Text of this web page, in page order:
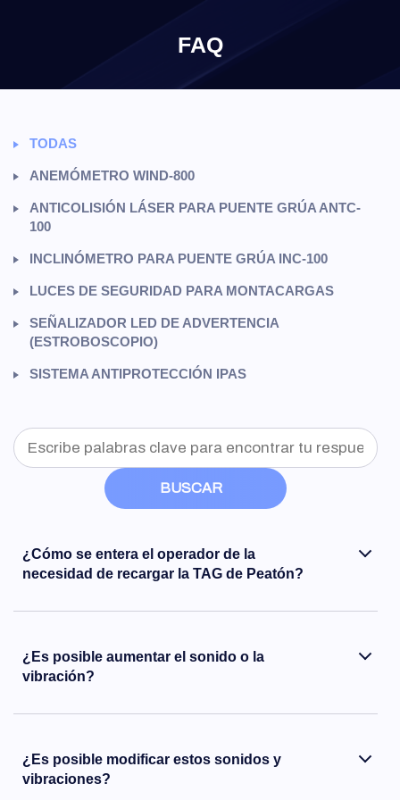
FAQ
TODAS
ANEMÓMETRO WIND-800
ANTICOLISIÓN LÁSER PARA PUENTE GRÚA ANTC-
100
INCLINÓMETRO PARA PUENTE GRÚA INC-100
LUCES DE SEGURIDAD PARA MONTACARGAS
SEÑALIZADOR LED DE ADVERTENCIA
(ESTROBOSCOPIO)
SISTEMA ANTIPROTECCIÓN IPAS
BUSCAR
¿Cómo se entera el operador de la
necesidad de recargar la TAG de Peatón?
¿Es posible aumentar el sonido o la
vibración?
¿Es posible modificar estos sonidos y
vibraciones?